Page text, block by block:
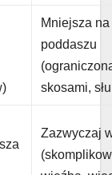
Mniejsza na
poddaszu
skosami,
Zazwyczaj